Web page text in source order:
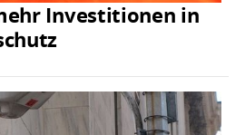
Investitionen in